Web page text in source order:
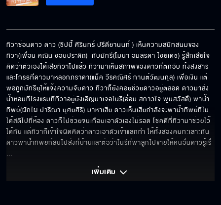
ป้าเสาร์แกล้งทิวาครับ
แต่งงานกับทิวานะครับ
จากนี้ไปพี่จะดูแลชมดาวเอง
ทิวาซ่อนดาว ดาว (ชิปปี้ ศิรินทร์ ปรีดียานนท์ ) เห็นความสนิทสนมของ
ทิวา(เพื่อน คณิน ชอบประดิถ)  กับมัทรี(โมนา อมลรดา ไชยเดช) รู้สึกเสียใจ
คิดว่าตัวเองได้เสียทิวาไปแล้ว ทิวามาเห็นสภาพของดาวที่ตกอับ ทั้งสงสาร
และโกรธที่ดาวมาหลอกภราดา(แม็ค วีรคณิศร์ กานต์วัฒนกุล) เพื่อเงิน แต่
พอถูกมัทรียุให้แจ้งความจับดาว ทิวาก็ยังคอยช่วยดาวอยู่ตลอด ดาวมาส่ง
น้ำหอมที่โรงแรมที่ทิวาอยู่บังเอิญมาเจอโนรี(อ๋อม สกาวใจ พูนสวัสดิ์) พาน้ำ
ทิพย์(ผักไผ่ ปารีณา บุศยศิริ) มาหาเสี่ย ดาวเห็นเสี่ยกำลังจะพาน้ำทิพย์ที่ไม่
ได้สติไปที่ห้อง ดาวก็ไปช่วยจนเกือบเอาตัวเองไม่รอด โชคดีที่ทิวามาช่วยไว้
ได้ทัน แต่ทิวาก็เข้าใจผิดคิดว่าดาวเอาตัวเข้าแลกทำ ให้ทั้งสองคนทะเลาะกัน
ดาวพาน้ำทิพยก์ลับไปส่งที่บ้านและต่อว่าโนรีที่พาลูกไปขายให้คนอื่นดาวรู้เรื่
...
เพิ่มเติม